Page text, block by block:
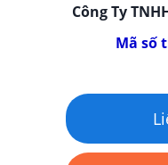
Công Ty
Mã số